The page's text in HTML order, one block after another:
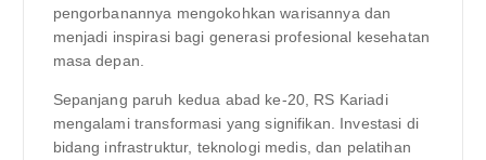
pengorbanannya mengokohkan warisannya dan
menjadi inspirasi bagi generasi profesional kesehatan
masa depan.
Sepanjang paruh kedua abad ke-20, RS Kariadi
mengalami transformasi yang signifikan. Investasi di
bidang infrastruktur, teknologi medis, dan pelatihan